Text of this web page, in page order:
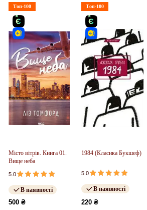
Топ-100
Місто вітрів. Книга 01.
Вище неба
5.0
В наявності
500 ₴
Топ-100
1984 (Класика Букшеф)
5.0
В наявності
220 ₴